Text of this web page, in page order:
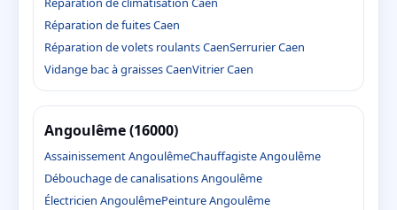
Réparation de fuites Caen
Réparation de volets roulants CaenSerrurier Caen
Vidange bac à graisses CaenVitrier Caen
Angoulême (16000)
Assainissement AngoulêmeChauffagiste Angoulême
Débouchage de canalisations Angoulême
Électricien AngoulêmePeinture Angoulême